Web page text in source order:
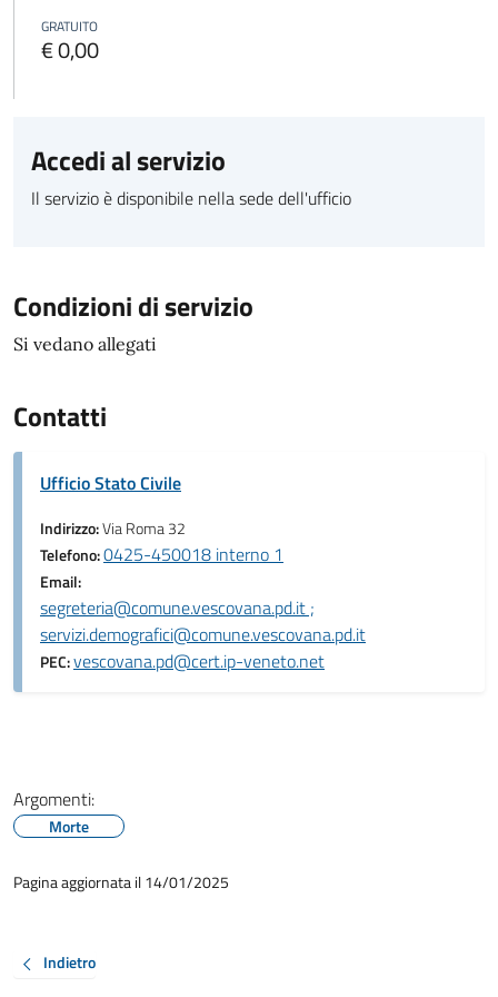
GRATUITO
€ 0,00
Accedi al servizio
Il servizio è disponibile nella sede dell'ufficio
Condizioni di servizio
Si vedano allegati
Contatti
Ufficio Stato Civile
Indirizzo:Via Roma 32
Telefono:0425-450018 interno 1
Email:
segreteria@comune.vescovana.pd.it ;
servizi.demografici@comune.vescovana.pd.it
PEC:vescovana.pd@cert.ip-veneto.net
Argomenti:
Morte
Pagina aggiornata il 14/01/2025
Indietro